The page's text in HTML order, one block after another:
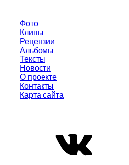
Фото
Клипы
Рецензии
Альбомы
Тексты
Новости
О проекте
Контакты
Карта сайта